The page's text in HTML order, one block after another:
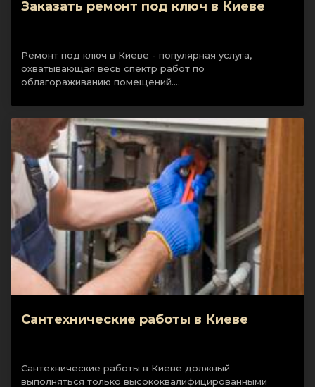
Заказать ремонт под ключ в Киеве
Ремонт под ключ в Киеве - популярная услуга,
охватывающая весь спектр работ по
облагораживанию помещений.…
Сантехнические работы в Киеве
Сантехнические работы в Киеве должный
выполняться только высококвалифицированными